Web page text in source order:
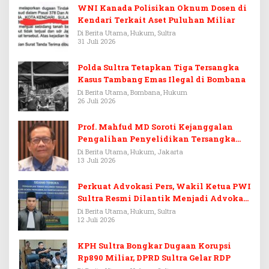
WNI Kanada Polisikan Oknum Dosen di
Kendari Terkait Aset Puluhan Miliar
Di Berita Utama, Hukum, Sultra
31 Juli 2026
Polda Sultra Tetapkan Tiga Tersangka
Kasus Tambang Emas Ilegal di Bombana
Di Berita Utama, Bombana, Hukum
26 Juli 2026
Prof. Mahfud MD Soroti Kejanggalan
Pengalihan Penyelidikan Tersangka
Febrie Adriansyah
Di Berita Utama, Hukum, Jakarta
13 Juli 2026
Perkuat Advokasi Pers, Wakil Ketua PWI
Sultra Resmi Dilantik Menjadi Advokat
PERADI
Di Berita Utama, Hukum, Sultra
12 Juli 2026
KPH Sultra Bongkar Dugaan Korupsi
Rp890 Miliar, DPRD Sultra Gelar RDP